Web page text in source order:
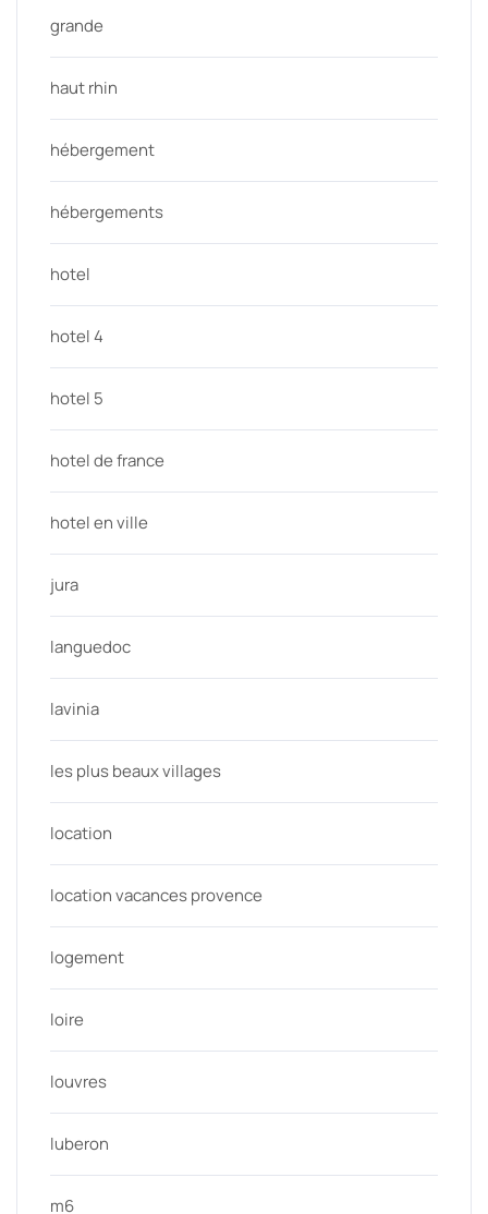
grande
haut rhin
hébergement
hébergements
hotel
hotel 4
hotel 5
hotel de france
hotel en ville
jura
languedoc
lavinia
les plus beaux villages
location
location vacances provence
logement
loire
louvres
luberon
m6